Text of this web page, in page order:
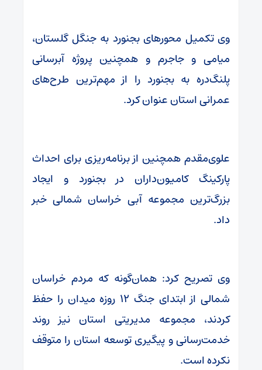
وی تکمیل محورهای بجنورد به جنگل گلستان،
میامی و جاجرم و همچنین پروژه آبرسانی
پلنگ‌دره به بجنورد را از مهم‌ترین طرح‌های
عمرانی استان عنوان کرد.
علوی‌مقدم همچنین از برنامه‌ریزی برای احداث
پارکینگ کامیون‌داران در بجنورد و ایجاد
بزرگ‌ترین مجموعه آبی خراسان شمالی خبر
داد.
وی تصریح کرد: همان‌گونه که مردم خراسان
شمالی از ابتدای جنگ ۱۲ روزه میدان را حفظ
کردند، مجموعه مدیریتی استان نیز روند
خدمت‌رسانی و پیگیری توسعه استان را متوقف
نکرده است.